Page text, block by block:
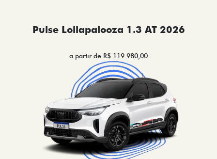
Pulse Lollapalooza 1.3 AT 2026
a partir de R$ 119.980,00